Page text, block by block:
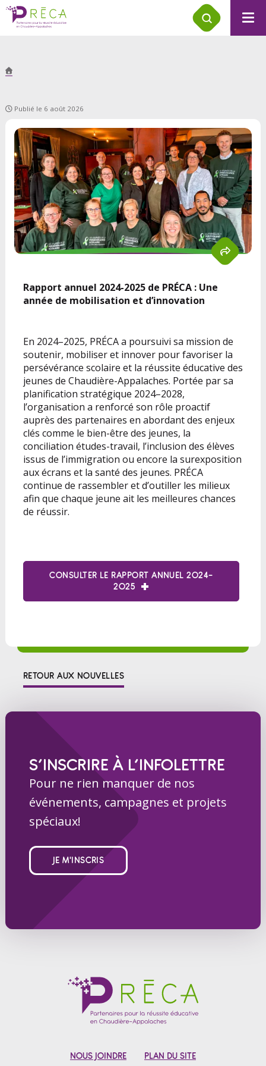
Publié le 6 août 2026
Rapport annuel 2024-2025 de PRÉCA : Une
année de mobilisation et d’innovation
En 2024–2025, PRÉCA a poursuivi sa mission de
soutenir, mobiliser et innover pour favoriser la
persévérance scolaire et la réussite éducative des
jeunes de Chaudière-Appalaches. Portée par sa
planification stratégique 2024–2028,
l’organisation a renforcé son rôle proactif
auprès des partenaires en abordant des enjeux
clés comme le bien-être des jeunes, la
conciliation études-travail, l’inclusion des élèves
issus de l’immigration ou encore la surexposition
aux écrans et la santé des jeunes. PRÉCA
continue de rassembler et d’outiller les milieux
afin que chaque jeune ait les meilleures chances
de réussir.
CONSULTER LE RAPPORT ANNUEL 2024-
2025
RETOUR AUX NOUVELLES
S’INSCRIRE À L’INFOLETTRE
Pour ne rien manquer de nos
événements, campagnes et projets
spéciaux!
JE M'INSCRIS
NOUS JOINDRE PLAN DU SITE